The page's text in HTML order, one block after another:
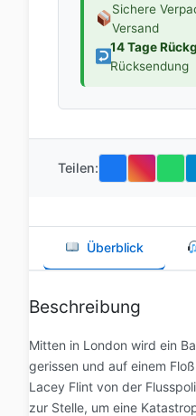
Sichere
Versand
14 Tage
Rücksendung
Teilen:
Überblick
Beschreibung
Mitten in London wird ein
gerissen und auf einem
Lacey Flint von der
zur Stelle, um eine